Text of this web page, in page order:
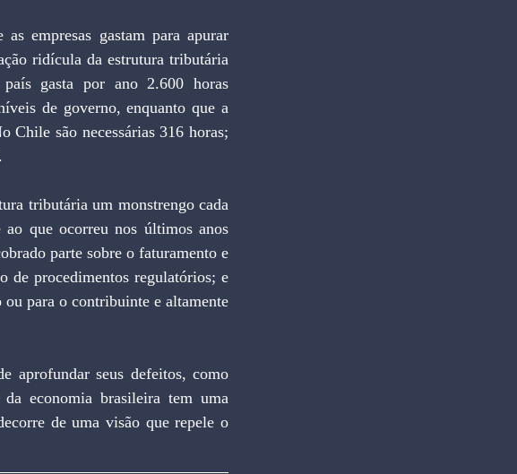
empresas gastam para apurar
ridícula da estrutura tributária
gasta por ano 2.600 horas
de governo, enquanto que a
Chile são necessárias 316 horas;
tributária um monstrengo cada
que ocorreu nos últimos anos
parte sobre o faturamento e
de procedimentos regulatórios; e
ou para o contribuinte e altamente
aprofundar seus defeitos, como
economia brasileira tem uma
de uma visão que repele o